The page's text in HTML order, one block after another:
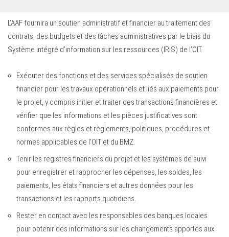
L’AAF fournira un soutien administratif et financier au traitement des
contrats, des budgets et des tâches administratives par le biais du
Système intégré d’information sur les ressources (IRIS) de l’OIT.
Exécuter des fonctions et des services spécialisés de soutien
financier pour les travaux opérationnels et liés aux paiements pour
le projet, y compris initier et traiter des transactions financières et
vérifier que les informations et les pièces justificatives sont
conformes aux règles et règlements, politiques, procédures et
normes applicables de l’OIT et du BMZ.
Tenir les registres financiers du projet et les systèmes de suivi
pour enregistrer et rapprocher les dépenses, les soldes, les
paiements, les états financiers et autres données pour les
transactions et les rapports quotidiens.
Rester en contact avec les responsables des banques locales
pour obtenir des informations sur les changements apportés aux